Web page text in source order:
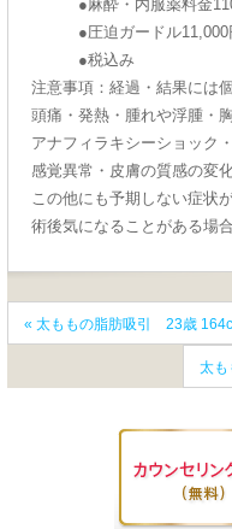
●麻酔・内服薬料金
●圧迫ガードル11,000
●税込み
注意事項：経過・結果には
頭痛・発熱・腫れや浮腫・
アナフィラキシーショック
感覚異常・皮膚の質感の変
この他にも予期しない症状
術後気になることがある場
« 太ももの脂肪吸引 23歳
太